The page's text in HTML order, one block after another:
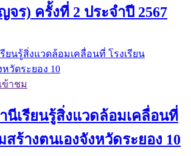
จร) ครั้งที่ 2 ประจำปี 2567
ข้าชม
นีเรียนรู้สิ่งแวดล้อมเคลื่อนที่
สร้างตนเองจังหวัดระยอง 10